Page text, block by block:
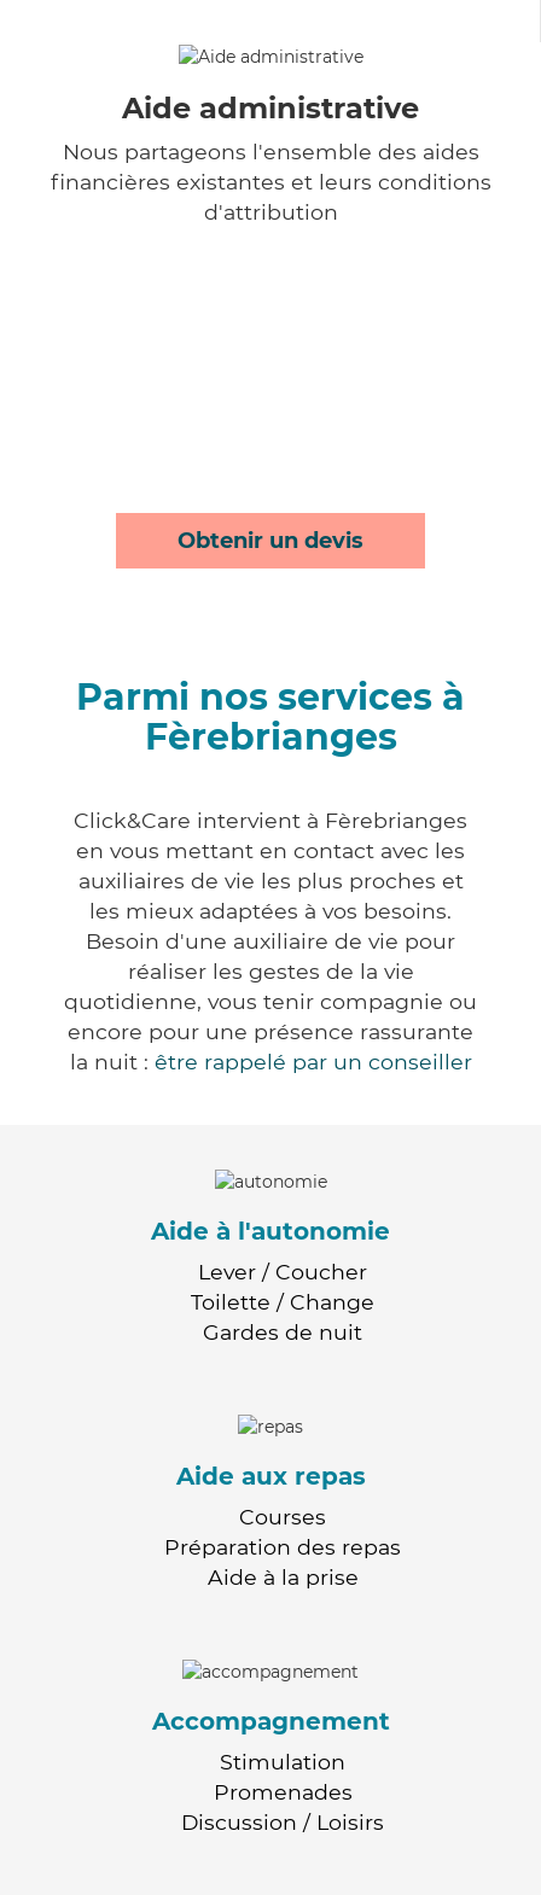
Aide administrative
Nous partageons l'ensemble des aides
financières existantes et leurs conditions
d'attribution
Obtenir un devis
Parmi nos services à
Fèrebrianges
Click&Care intervient à Fèrebrianges
en vous mettant en contact avec les
auxiliaires de vie les plus proches et
les mieux adaptées à vos besoins.
Besoin d'une auxiliaire de vie pour
réaliser les gestes de la vie
quotidienne, vous tenir compagnie ou
encore pour une présence rassurante
la nuit : être rappelé par un conseiller
Aide à l'autonomie
Lever / Coucher
Toilette / Change
Gardes de nuit
Aide aux repas
Courses
Préparation des repas
Aide à la prise
Accompagnement
Stimulation
Promenades
Discussion / Loisirs